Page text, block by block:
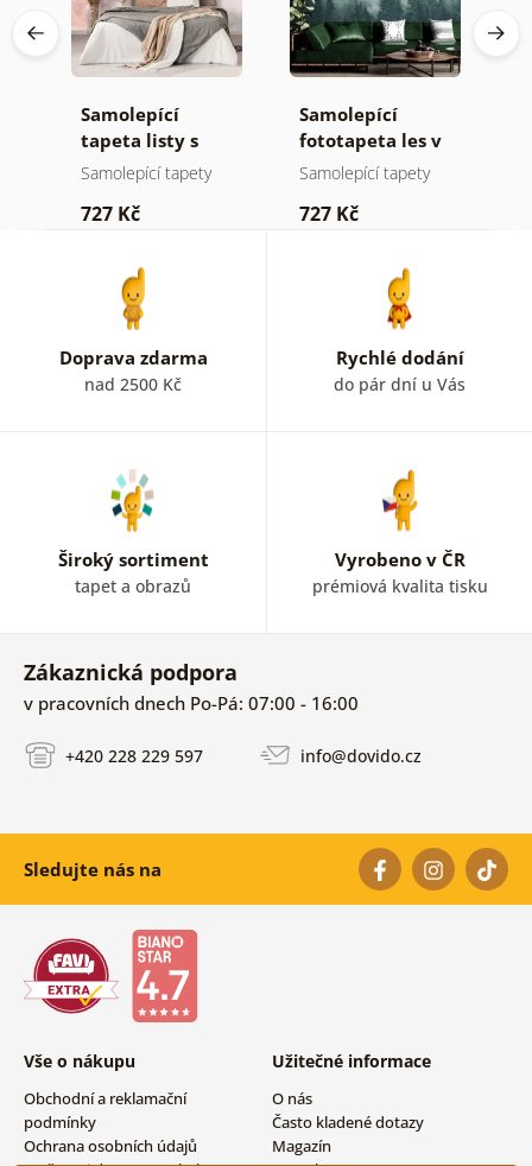
Samolepící
tapeta listy s
pastelovým
Samolepící tapety
727 Kč
Samolepící
fototapeta les v
mlze
Samolepící tapety
727 Kč
Doprava zdarma
nad 2500 Kč
Rychlé dodání
do pár dní u Vás
Široký sortiment
tapet a obrazů
Vyrobeno v ČR
prémiová kvalita tisku
Zákaznická podpora
v pracovních dnech Po-Pá: 07:00 - 16:00
+420 228 229 597 info@dovido.cz
Sledujte nás na
Vše o nákupu
Obchodní a reklamační
podmínky
Ochrana osobních údajů
Užitečné informace
O nás
Často kladené dotazy
Magazín